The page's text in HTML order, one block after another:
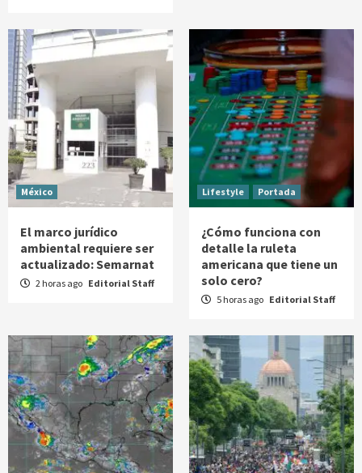
México
El marco jurídico
ambiental requiere ser
actualizado: Semarnat
2 horas ago Editorial Staff
Lifestyle Portada
¿Cómo funciona con
detalle la ruleta
americana que tiene un
solo cero?
5 horas ago Editorial Staff